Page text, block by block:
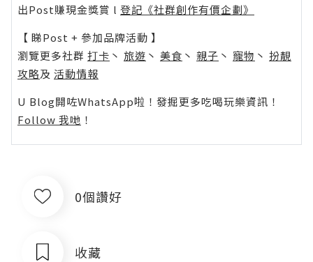
出Post賺現金獎賞 l 登記《社群創作有價企劃》
【 睇Post + 參加品牌活動 】
瀏覽更多社群 打卡 丶 旅遊 丶 美食 丶 親子 丶 寵物 丶 扮靚
攻略及 活動情報
U Blog開咗WhatsApp啦！發掘更多吃喝玩樂資訊！
Follow 我哋 ！
0個讚好
收藏